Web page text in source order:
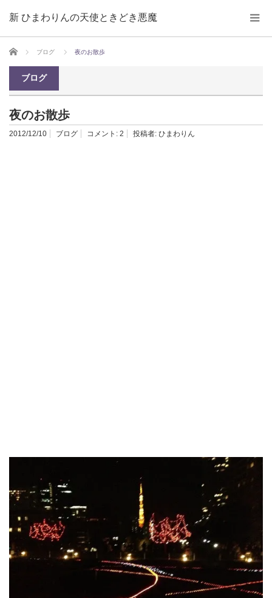
新 ひまわりんの天使ときどき悪魔
ホーム ブログ 夜のお散歩
ブログ
夜のお散歩
2012/12/10 ブログ コメント: 2 投稿者: ひまわりん